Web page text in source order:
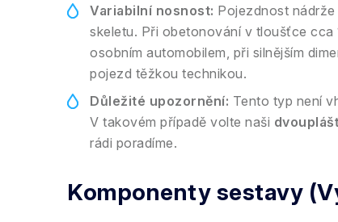
Variabilní nosnost: Pojezdnost
skeletu. Při obetonování v tloušťce cca
osobním automobilem, při silnějším
pojezd těžkou technikou.
Důležité upozornění: Tento typ není
V takovém případě volte naši
rádi poradíme.
Komponenty sestavy